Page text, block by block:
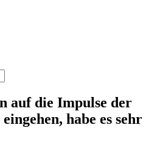
auf die Impulse der
habe es sehr